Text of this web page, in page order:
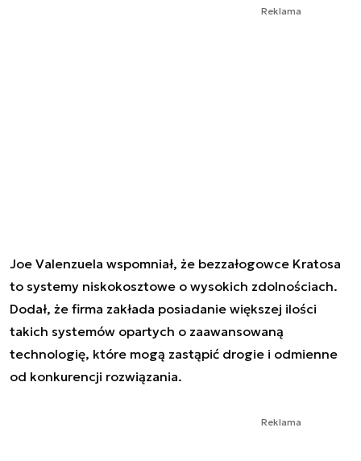
Reklama
Joe Valenzuela wspomniał, że bezzałogowce Kratosa
to systemy niskokosztowe o wysokich zdolnościach.
Dodał, że firma zakłada posiadanie większej ilości
takich systemów opartych o zaawansowaną
technologię, które mogą zastąpić drogie i odmienne
od konkurencji rozwiązania.
Reklama